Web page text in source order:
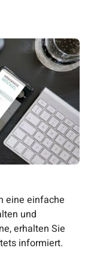
eine einfache
und
erhalten Sie
informiert.